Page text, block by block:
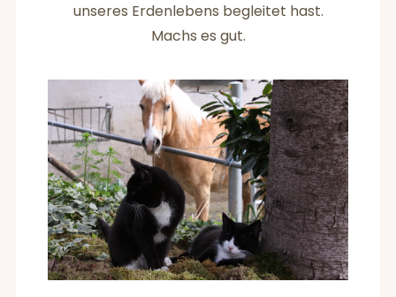
unseres Erdenlebens begleitet hast.
Machs es gut.